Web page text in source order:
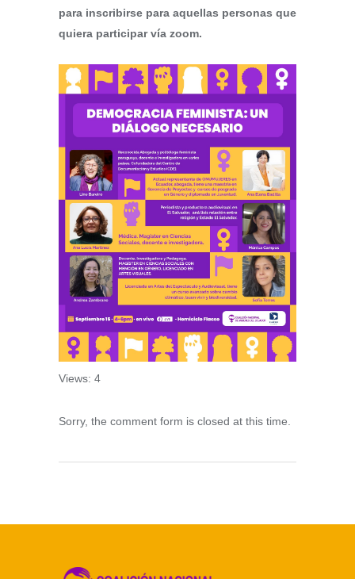
para inscribirse para aquellas personas que
quiera participar vía zoom.
Views: 4
Sorry, the comment form is closed at this time.